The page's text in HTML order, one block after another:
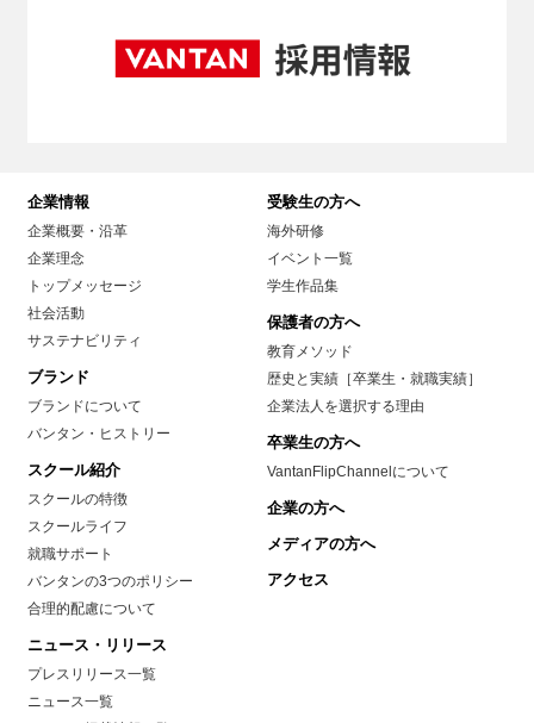
企業情報
企業概要・沿革
企業理念
トップメッセージ
社会活動
サステナビリティ
ブランド
ブランドについて
バンタン・ヒストリー
スクール紹介
スクールの特徴
スクールライフ
就職サポート
バンタンの3つのポリシー
合理的配慮について
ニュース・リリース
プレスリリース一覧
ニュース一覧
受験生の方へ
海外研修
イベント一覧
学生作品集
保護者の方へ
教育メソッド
歴史と実績［卒業生・就職実績］
企業法人を選択する理由
卒業生の方へ
VantanFlipChannelについて
企業の方へ
メディアの方へ
アクセス